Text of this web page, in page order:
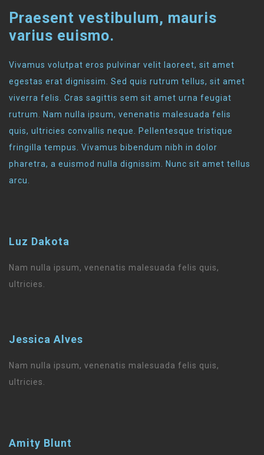
Praesent vestibulum, mauris
varius euismo.
Vivamus volutpat eros pulvinar velit laoreet, sit amet
egestas erat dignissim. Sed quis rutrum tellus, sit amet
viverra felis. Cras sagittis sem sit amet urna feugiat
rutrum. Nam nulla ipsum, venenatis malesuada felis
quis, ultricies convallis neque. Pellentesque tristique
fringilla tempus. Vivamus bibendum nibh in dolor
pharetra, a euismod nulla dignissim. Nunc sit amet tellus
arcu.
Luz Dakota
Nam nulla ipsum, venenatis malesuada felis quis,
ultricies.
Jessica Alves
Nam nulla ipsum, venenatis malesuada felis quis,
ultricies.
Amity Blunt